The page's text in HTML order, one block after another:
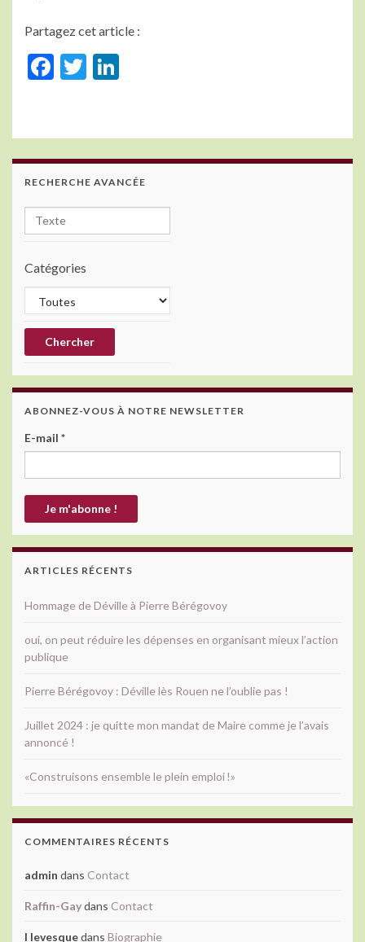
Partagez cet article :
F
b
o
o
k
T
er dI
n
RECHERCHE AVANCÉE
Catégories
ABONNEZ-VOUS À NOTRE NEWSLETTER
E-mail *
ARTICLES RÉCENTS
Hommage de Déville à Pierre Bérégovoy
oui, on peut réduire les dépenses en organisant mieux l’action
publique
Pierre Bérégovoy : Déville lès Rouen ne l’oublie pas !
Juillet 2024 : je quitte mon mandat de Maire comme je l’avais
annoncé !
«Construisons ensemble le plein emploi !»
COMMENTAIRES RÉCENTS
admin dans Contact
Raffin-Gaydans Contact
l levesquedans Biographie